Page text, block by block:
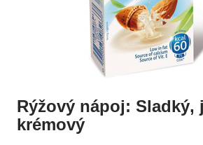
Rýžový nápoj: Sladký,
krémový